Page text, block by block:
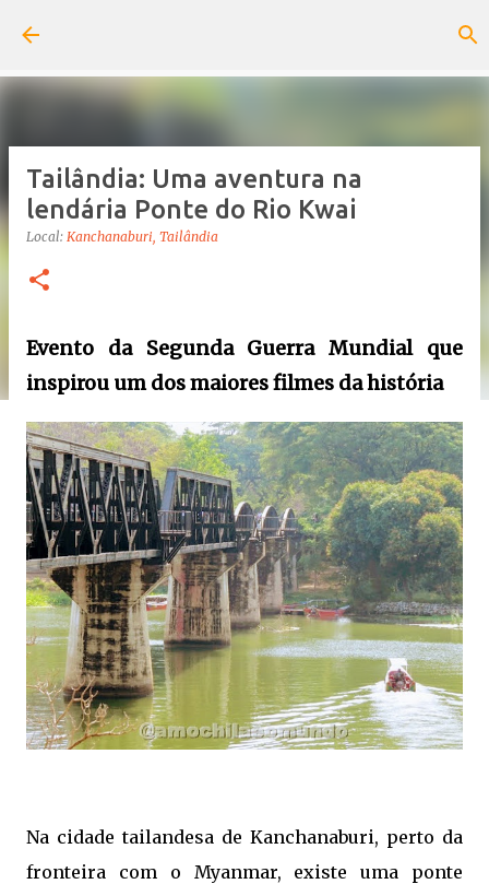
Tailândia: Uma aventura na
lendária Ponte do Rio Kwai
Local: Kanchanaburi, Tailândia
Evento da Segunda Guerra Mundial que
inspirou um dos maiores filmes da história
Na cidade tailandesa de Kanchanaburi, perto da
fronteira com o Myanmar, existe uma ponte